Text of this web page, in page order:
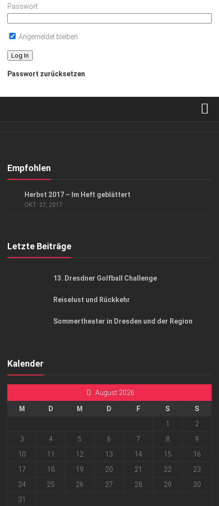
Passwort
Angemeldet bleiben
Passwort zurücksetzen
Kontakt, Impressum
Empfohlen
Herbst 2017 – Im Heft geblättert
OKT. 27, 2017
Letzte Beiträge
13. Dresdner Golfball Challenge
Reiselust und Rückkehr
Sommertheater in Dresden und der Region
Kalender
August 2026
M D M D F S
S
1
2
3
4 5 6 7 8
9
10
11 12 13 14 15
16
17
18 19 20 21 22
23
24
25 26 27 28 29
30
31